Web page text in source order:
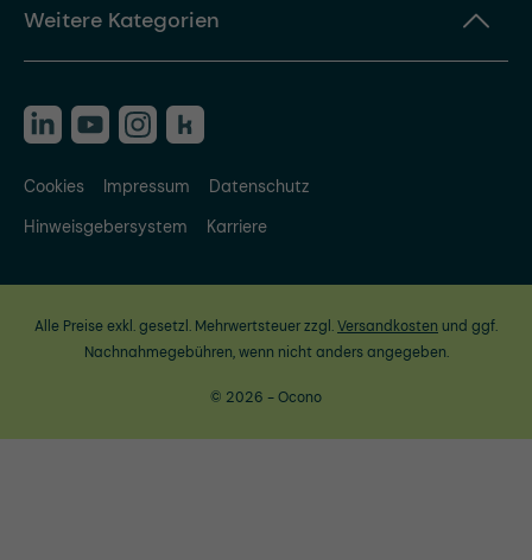
Weitere Kategorien
Cookies Impressum
Datenschutz
Hinweisgebersystem
Karriere
Alle Preise exkl. gesetzl. Mehrwertsteuer zzgl.Versandkosten und ggf.
Nachnahmegebühren, wenn nicht anders angegeben.
© 2026 - Ocono